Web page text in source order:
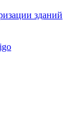
зданий